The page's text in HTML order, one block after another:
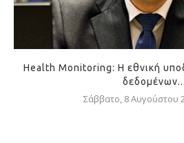
Health Monitoring: Η εθνική
δεδομένων...
Σάββατο, 8 Αυγούστου